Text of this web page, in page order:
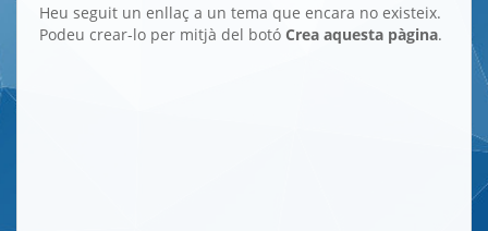
Heu seguit un enllaç a un tema que encara no existeix.
Podeu crear-lo per mitjà del botó Crea aquesta pàgina.